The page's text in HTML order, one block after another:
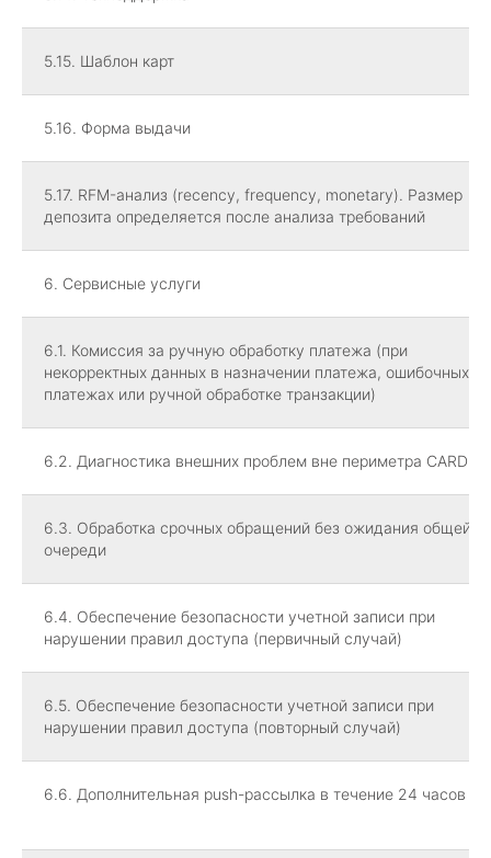
5.15. Шаблон карт
5.16. Форма выдачи
5.17. RFM-анализ (recency, frequency, monetary). Размер
депозита определяется после анализа требований
6. Сервисные услуги
6.1. Комиссия за ручную обработку платежа (при
некорректных данных в назначении платежа, ошибочных
платежах или ручной обработке транзакции)
6.2. Диагностика внешних проблем вне периметра CARDPR
6.3. Обработка срочных обращений без ожидания общей
очереди
6.4. Обеспечение безопасности учетной записи при
нарушении правил доступа (первичный случай)
6.5. Обеспечение безопасности учетной записи при
нарушении правил доступа (повторный случай)
6.6. Дополнительная push-рассылка в течение 24 часов